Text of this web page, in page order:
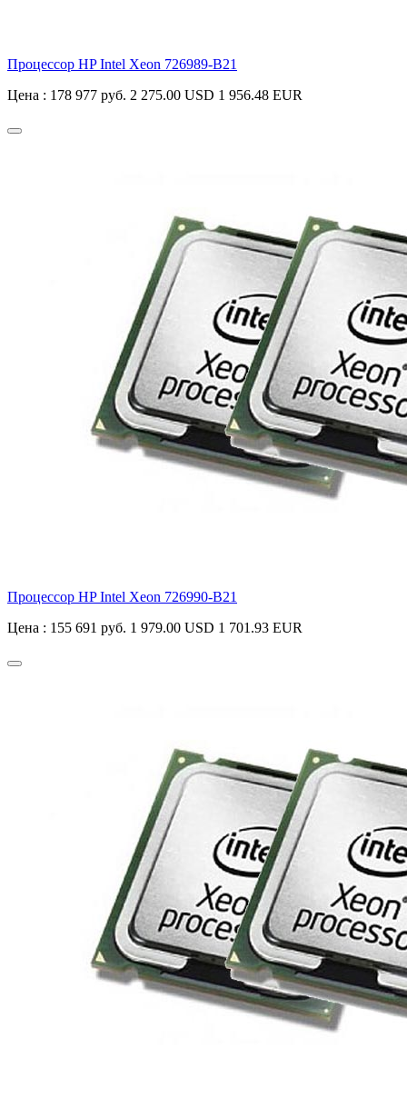
Процессор HP Intel Xeon 726989-B21
Цена : 178 977 руб. 2 275.00 USD 1 956.48 EUR
Процессор HP Intel Xeon 726990-B21
Цена : 155 691 руб. 1 979.00 USD 1 701.93 EUR